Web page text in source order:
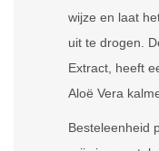
wijze en laat
uit te drogen.
Extract, heeft
Aloë Vera
Besteleenheid